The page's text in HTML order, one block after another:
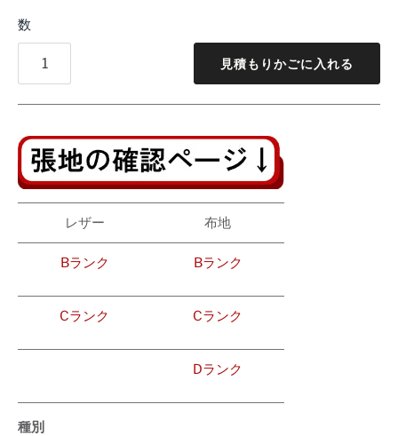
数
見積もりかごに入れる
レザー 布地
Bランク Bランク
Cランク Cランク
Dランク
種別